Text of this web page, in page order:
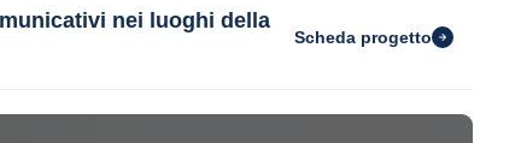
nei luoghi della
Scheda progetto